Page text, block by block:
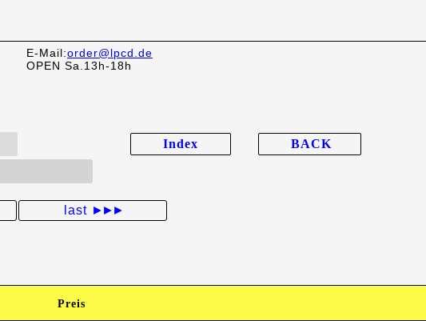
E-Mail:order@lpcd.de
OPEN Sa.13h-18h
Index BACK
last ►►►
Preis